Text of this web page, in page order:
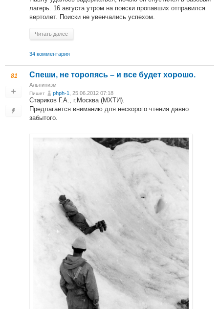
лагерь. 16 августа утром на поиски пропавших отправился
вертолет. Поиски не увенчались успехом.
Читать далее
34 комментария
81 Спеши, не торопясь – и все будет хорошо.
Альпинизм
Пишет phph-1 , 25.06.2012 07:18
Стариков Г.А., г.Москва (МХТИ).
Предлагается вниманию для нескорого чтения давно
забытого.